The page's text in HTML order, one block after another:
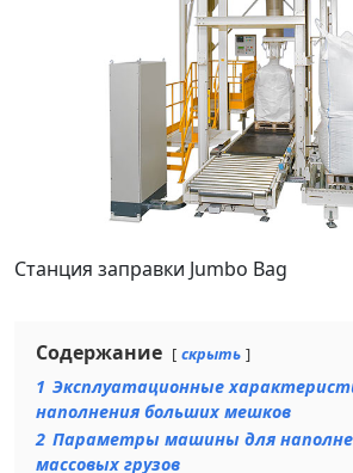
Станция заправки Jumbo Bag
Содержание скрыть
1 Эксплуатационные
наполнения больших мешков
2 Параметры машины для
массовых грузов